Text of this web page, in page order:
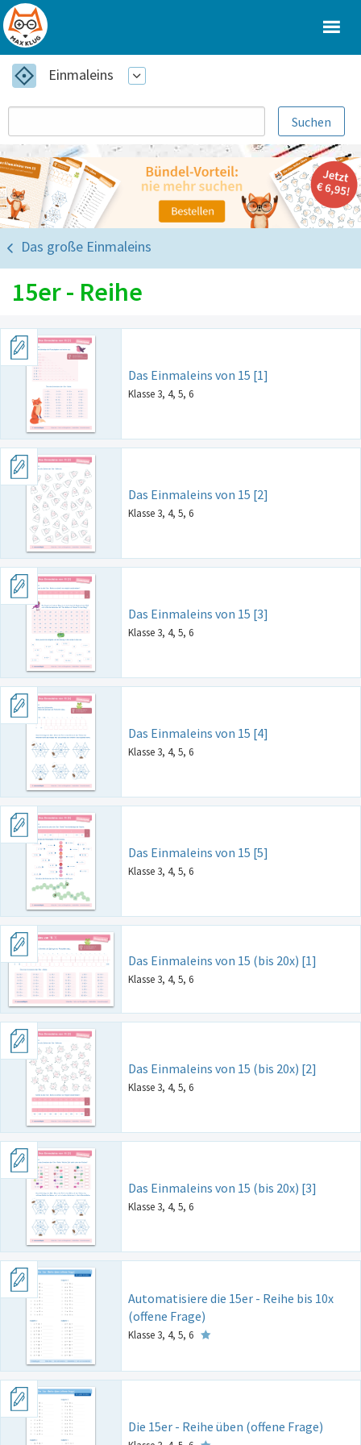
Einmaleins
Das große Einmaleins
15er - Reihe
Das Einmaleins von 15 [1]
Klasse 3, 4, 5, 6
Das Einmaleins von 15 [2]
Klasse 3, 4, 5, 6
Das Einmaleins von 15 [3]
Klasse 3, 4, 5, 6
Das Einmaleins von 15 [4]
Klasse 3, 4, 5, 6
Das Einmaleins von 15 [5]
Klasse 3, 4, 5, 6
Das Einmaleins von 15 (bis 20x) [1]
Klasse 3, 4, 5, 6
Das Einmaleins von 15 (bis 20x) [2]
Klasse 3, 4, 5, 6
Das Einmaleins von 15 (bis 20x) [3]
Klasse 3, 4, 5, 6
Automatisiere die 15er - Reihe bis 10x
(offene Frage)
Klasse 3, 4, 5, 6
Die 15er - Reihe üben (offene Frage)